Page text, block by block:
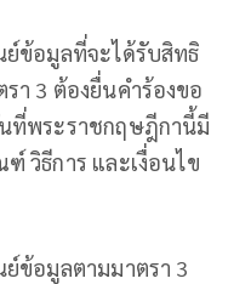
ย์ข้อมูลที่จะได้รับสิทธิ
า 3 ต้องยื่นคำร้องขอ
ที่พระราชกฤษฎีกานี้มี
วิธีการ และเงื่อนไข
ข้อมูลตามมาตรา 3